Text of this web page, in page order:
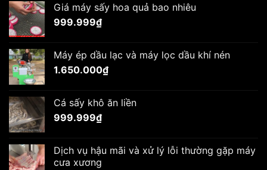
Giá máy sấy hoa quả bao nhiêu
999.999₫
Máy ép dầu lạc và máy lọc dầu khí nén
1.650.000₫
Cá sấy khô ăn liền
999.999₫
Dịch vụ hậu mãi và xử lý lỗi thường gặp máy
cưa xương